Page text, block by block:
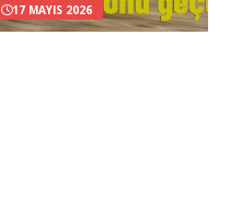
17 MAYIS 2026